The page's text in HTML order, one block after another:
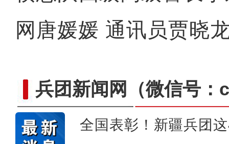
网唐媛媛 通讯员贾晓
兵团新闻网 （微信号
全国表彰！新疆兵团